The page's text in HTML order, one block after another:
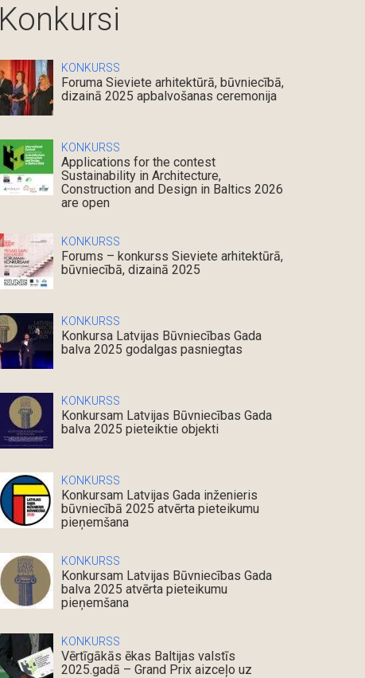
Konkursi
KONKURSS
Foruma Sieviete arhitektūrā, būvniecībā,
dizainā 2025 apbalvošanas ceremonija
KONKURSS
Applications for the contest
Sustainability in Architecture,
Construction and Design in Baltics 2026
are open
KONKURSS
Forums – konkurss Sieviete arhitektūrā,
būvniecībā, dizainā 2025
KONKURSS
Konkursa Latvijas Būvniecības Gada
balva 2025 godalgas pasniegtas
KONKURSS
Konkursam Latvijas Būvniecības Gada
balva 2025 pieteiktie objekti
KONKURSS
Konkursam Latvijas Gada inženieris
būvniecībā 2025 atvērta pieteikumu
pieņemšana
KONKURSS
Konkursam Latvijas Būvniecības Gada
balva 2025 atvērta pieteikumu
pieņemšana
KONKURSS
Vērtīgākās ēkas Baltijas valstīs
2025.gadā – Grand Prix aizceļo uz